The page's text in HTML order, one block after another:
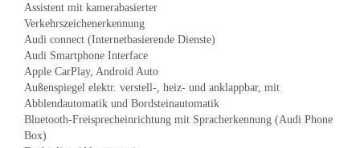
Assistent mit kamerabasierter
Verkehrszeichenerkennung
Audi connect (Internetbasierende Dienste)
Audi Smartphone Interface
Apple CarPlay, Android Auto
Außenspiegel elektr. verstell-, heiz- und anklappbar, mit
Abblendautomatik und Bordsteinautomatik
Bluetooth-Freisprecheinrichtung mit Spracherkennung (Audi Phone
Box)